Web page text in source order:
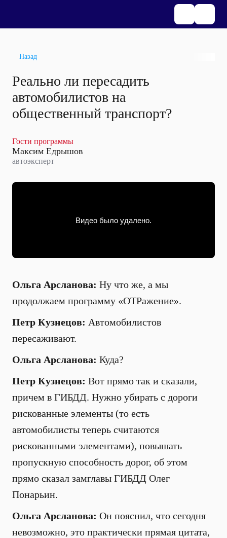
Назад
Реально ли пересадить
автомобилистов на
общественный транспорт?
Гости программы
Максим Едрышов
автоэксперт
Ольга Арсланова: Ну что же, а мы
продолжаем программу «ОТРажение».
Петр Кузнецов: Автомобилистов
пересаживают.
Ольга Арсланова: Куда?
Петр Кузнецов: Вот прямо так и сказали,
причем в ГИБДД. Нужно убирать с дороги
рискованные элементы (то есть
автомобилисты теперь считаются
рискованными элементами), повышать
пропускную способность дорог, об этом
прямо сказал замглавы ГИБДД Олег
Понарьин.
Ольга Арсланова: Он пояснил, что сегодня
невозможно, это практически прямая цитата,